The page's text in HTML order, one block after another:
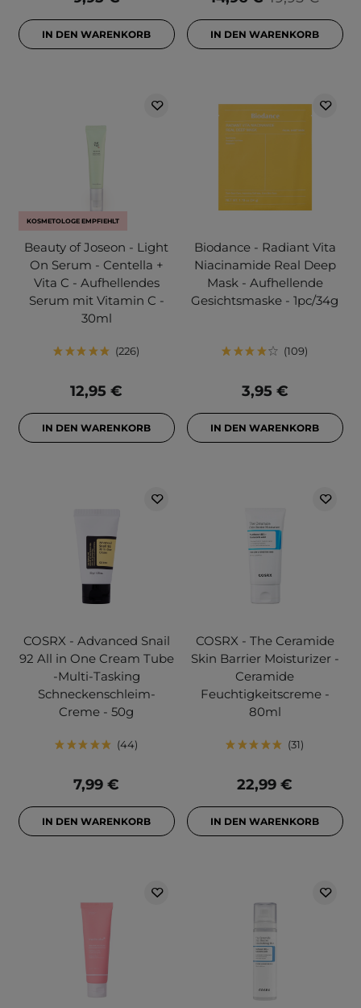
IN DEN WARENKORB IN DEN WARENKORB
KOSMETOLOGE EMPFIEHLT
Beauty of Joseon - Light
On Serum - Centella +
Vita C - Aufhellendes
Serum mit Vitamin C -
30ml
226
12,95 €
IN DEN WARENKORB
Biodance - Radiant Vita
Niacinamide Real Deep
Mask - Aufhellende
Gesichtsmaske - 1pc/34g
109
3,95 €
IN DEN WARENKORB
COSRX - Advanced Snail
92 All in One Cream Tube
-Multi-Tasking
Schneckenschleim-
Creme - 50g
44
7,99 €
IN DEN WARENKORB
COSRX - The Ceramide
Skin Barrier Moisturizer -
Ceramide
Feuchtigkeitscreme -
80ml
31
22,99 €
IN DEN WARENKORB